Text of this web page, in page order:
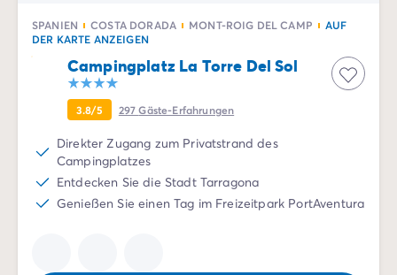
SPANIEN COSTA DORADA MONT-ROIG DEL CAMP
AUF
DER KARTE ANZEIGEN
Campingplatz La Torre Del Sol
3.8/5 297Gäste-Erfahrungen
Direkter Zugang zum Privatstrand des
Campingplatzes
Entdecken Sie die Stadt Tarragona
Genießen Sie einen Tag im Freizeitpark PortAventura